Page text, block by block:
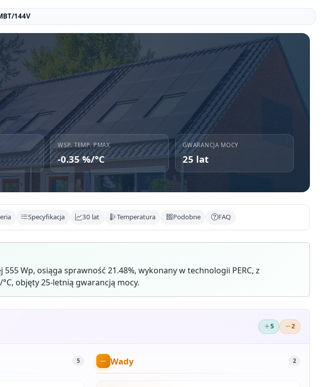
144V
WSP. TEMP. PMAX
-0.35 %/°C
GWARANCJA MOCY
25 lat
Specyfikacja 30 lat Temperatura Podobne FAQ
Wp, osiąga sprawność 21.48%, wykonany w technologii PERC, z
objęty 25-letnią gwarancją mocy.
5 2
5 Wady 2